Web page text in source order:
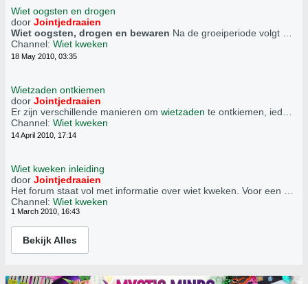
Wiet oogsten en drogen
door Jointjedraaien
Wiet oogsten, drogen en bewaren Na de groeiperiode volgt een bloeiperiode van minstens 8 weken afhankelijk of het Indica of Sativa is. De Indica bloeit gemiddeld 8 weken, de Sativa bloeit 12 weken en langer. Het drogen van wiet duurt bij beide soorten even lang.
Channel: Wiet kweken
18 May 2010, 03:35
Wietzaden ontkiemen
door Jointjedraaien
Er zijn verschillende manieren om wietzaden te ontkiemen, iedereen heeft zijn eigen voorkeur.
Channel: Wiet kweken
14 April 2010, 17:14
Wiet kweken inleiding
door Jointjedraaien
Het forum staat vol met informatie over wiet kweken. Voor een beginnende kweker is het soms lastig om antwoord op zijn vragen te krijgen tussen al de informatie en vragen van andere leden. Hier volgen een aantal tips om het vinden van informatie wat makkelijker te maken.
Channel: Wiet kweken
1 March 2010, 16:43
Bekijk Alles